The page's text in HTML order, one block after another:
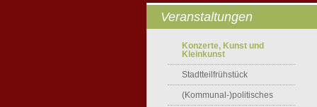
Veranstaltungen
Konzerte, Kunst und
Kleinkunst
Stadtteilfrühstück
(Kommunal-)politisches